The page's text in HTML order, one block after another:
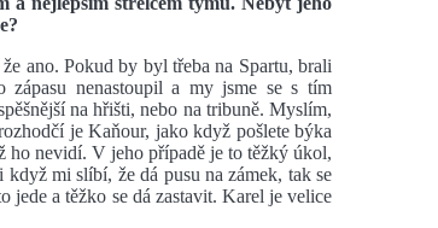
ano. Pokud by byl třeba na Spartu, brali
nenastoupil a my jsme se s tím
na hřišti, nebo na tribuně. Myslím,
je Kaňour, jako když pošlete býka
ho nevidí. V jeho případě je to těžký úkol,
mi slíbí, že dá pusu na zámek, tak se
jede a těžko se dá zastavit. Karel je velice